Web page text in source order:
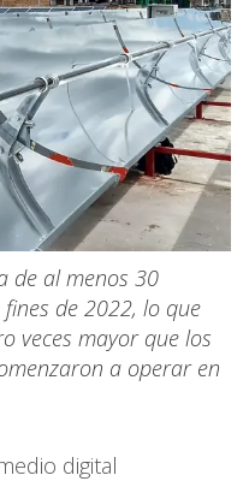
de al menos 30
de 2022, lo que
veces mayor que los
a operar en
digital